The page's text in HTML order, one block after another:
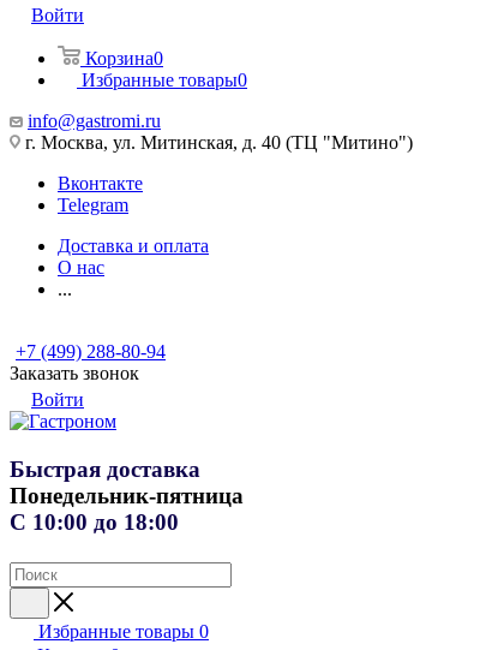
Войти
Корзина0
Избранные товары0
info@gastromi.ru
г. Москва, ул. Митинская, д. 40 (ТЦ "Митино")
Вконтакте
Telegram
Доставка и оплата
О нас
...
+7 (499) 288-80-94
Заказать звонок
Войти
Быстрая доставка
Понедельник-пятница
С 10:00 до 18:00
Избранные товары 0